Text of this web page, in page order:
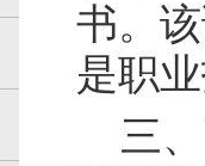
书。
是职
三、